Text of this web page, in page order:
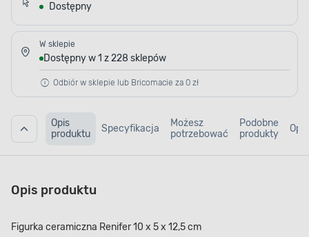
Dostępny
W sklepie
Dostępny w 1 z 228 sklepów
Odbiór w sklepie lub Bricomacie za 0 zł
Opis
produktu
Specyfikacja
Możesz
potrzebować
Podobne
produkty
Opis produktu
Figurka ceramiczna Renifer 10 x 5 x 12,5 cm